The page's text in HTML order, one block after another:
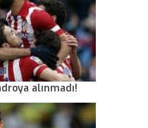
alınmadı!